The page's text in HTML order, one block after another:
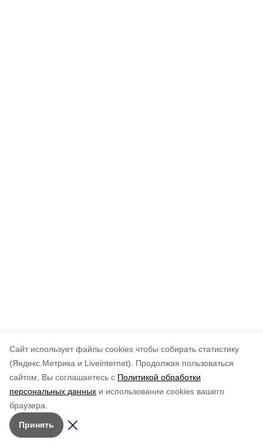
Cайт использует файлы cookies чтобы собирать статистику
(Яндекс.Метрика и Liveinternet).
Продолжая пользоваться
сайтом, Вы соглашаетесь с Политикой обработки
персональных данных и использовании cookies вашего
браузера.
Принять